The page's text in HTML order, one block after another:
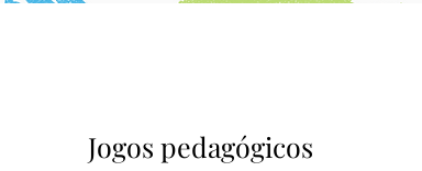
Jogos pedagógicos